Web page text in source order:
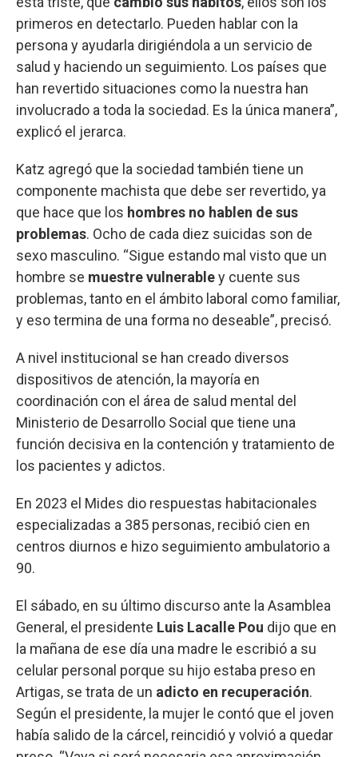
primeros en detectarlo. Pueden hablar con la
persona y ayudarla dirigiéndola a un servicio de
salud y haciendo un seguimiento. Los países que
han revertido situaciones como la nuestra han
involucrado a toda la sociedad. Es la única manera”,
explicó el jerarca.
Katz agregó que la sociedad también tiene un
componente machista que debe ser revertido, ya
que hace que los hombres no hablen de sus
problemas. Ocho de cada diez suicidas son de
sexo masculino. “Sigue estando mal visto que un
hombre se muestre vulnerabley cuente sus
problemas, tanto en el ámbito laboral como familiar,
y eso termina de una forma no deseable”, precisó.
A nivel institucional se han creado diversos
dispositivos de atención, la mayoría en
coordinación con el área de salud mental del
Ministerio de Desarrollo Social que tiene una
función decisiva en la contención y tratamiento de
los pacientes y adictos.
En 2023 el Mides dio respuestas habitacionales
especializadas a 385 personas, recibió cien en
centros diurnos e hizo seguimiento ambulatorio a
90.
El sábado, en su último discurso ante la Asamblea
General, el presidente Luis Lacalle Pou dijo que en
la mañana de ese día una madre le escribió a su
celular personal porque su hijo estaba preso en
Artigas, se trata de un adicto en recuperación.
Según el presidente, la mujer le contó que el joven
había salido de la cárcel, reincidió y volvió a quedar